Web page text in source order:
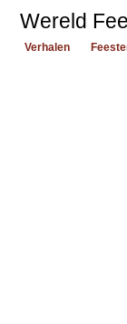
Wereld
Verhalen